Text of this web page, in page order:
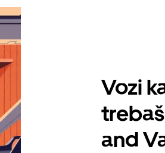
Vozi
and